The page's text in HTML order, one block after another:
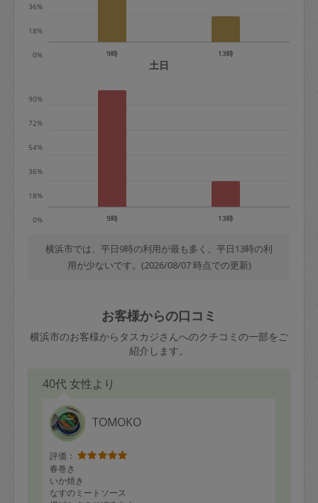
※キャンセル料金の設定について：
0%
18%
36%
9時 13時
土日
0%
18%
36%
54%
72%
90%
9時 13時
横浜市では、平日9時の利用が最も多く、平日13時の利
用が少ないです。(2026/08/07 時点での更新)
お客様からの口コミ
横浜市のお客様からタスカジさんへのクチコミの一部をご
紹介します。
40代 女性より
TOMOKO
評価：
春巻き
いか焼き
なすのミートソース